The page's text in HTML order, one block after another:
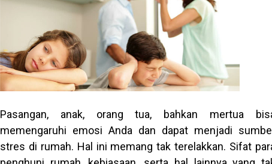
Pasangan, anak, orang tua, bahkan mertua
memengaruhi emosi Anda dan dapat menjadi
stres di rumah. Hal ini memang tak terelakkan. Sifat